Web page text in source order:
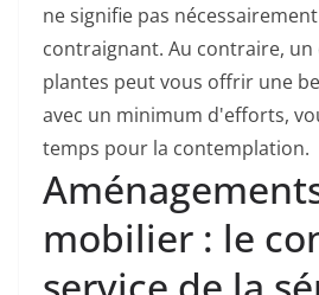
ne signifie pas
contraignant. Au contraire, un
plantes peut vous offrir une
avec un minimum d'efforts,
temps pour la contemplation.
mobilier : le